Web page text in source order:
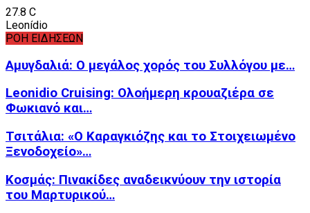
27.8 C
Leonídio
ΡΟΗ ΕΙΔΗΣΕΩΝ
Αμυγδαλιά: Ο μεγάλος χορός του Συλλόγου με…
Leonidio Cruising: Ολοήμερη κρουαζιέρα σε
Φωκιανό και…
Τσιτάλια: «Ο Καραγκιόζης και το Στοιχειωμένο
Ξενοδοχείο»…
Κοσμάς: Πινακίδες αναδεικνύουν την ιστορία
του Μαρτυρικού…